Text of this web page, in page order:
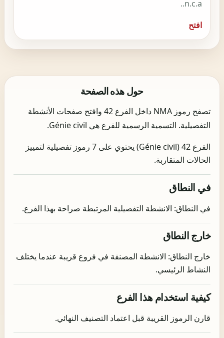
n.c.a..
افتح
حول هذه الصفحة
تصفح رموز NMA داخل الفرع 42 وافتح صفحات الأنشطة
التفصيلية. التسمية الرسمية للفرع هي Génie civil.
الفرع 42 (Génie civil) يحتوي على 7 رموز تفصيلية لتمييز
الحالات المتقاربة.
في النطاق
في النطاق: الانشطة التفصيلية المرتبطة صراحة بهذا الفرع.
خارج النطاق
خارج النطاق: الانشطة المصنفة في فروع قريبة عندما يختلف
النشاط الرئيسي.
كيفية استخدام هذا الفرع
قارن الرموز القريبة قبل اعتماد التصنيف النهائي.